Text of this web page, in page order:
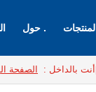
حول . المنتجات
أنت بالداخل : الصفحة